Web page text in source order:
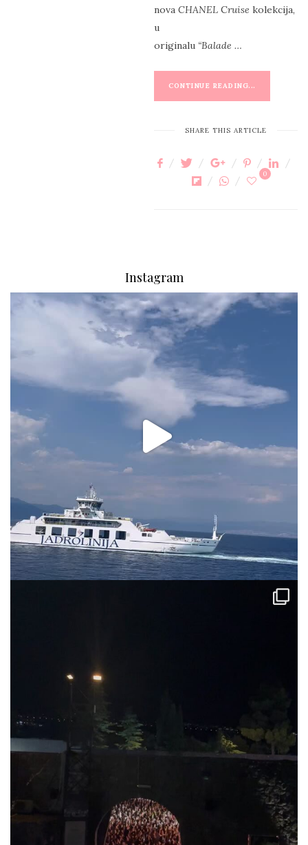
nova CHANEL Cruise kolekcija,
u
originalu “Balade …
CONTINUE READING...
SHARE THIS ARTICLE
0
Instagram
via.carrera
Aug 2